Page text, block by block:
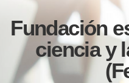
Fundación
ciencia y